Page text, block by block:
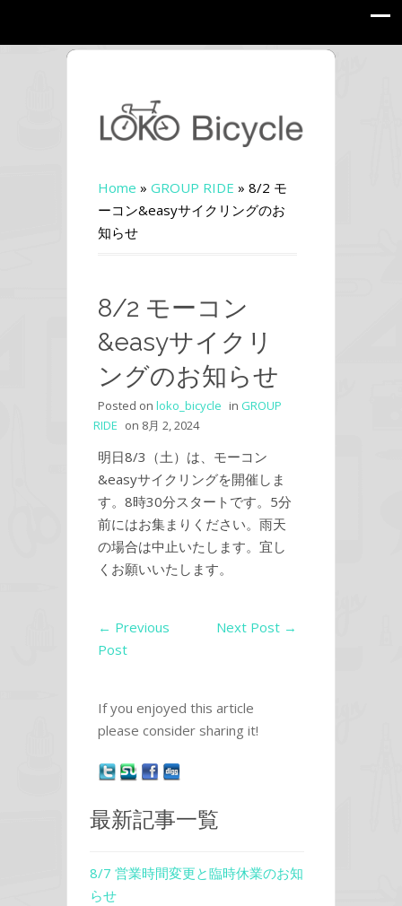
Home » GROUP RIDE » 8/2 モ
ーコン&easyサイクリングのお
知らせ
8/2 モーコン
&easyサイクリ
ングのお知らせ
Posted on loko_bicycle in GROUP
RIDE on 8月 2, 2024
明日8/3（土）は、モーコン
&easyサイクリングを開催しま
す。8時30分スタートです。5分
前にはお集まりください。雨天
の場合は中止いたします。宜し
くお願いいたします。
← Previous
Post
Next Post →
If you enjoyed this article
please consider sharing it!
最新記事一覧
8/7 営業時間変更と臨時休業のお知
らせ